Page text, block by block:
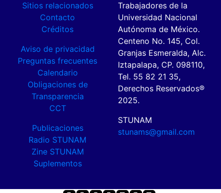
Sitios relacionados
Contacto
Créditos
Aviso de privacidad
Preguntas frecuentes
Calendario
Obligaciones de
Transparencia
CCT
Publicaciones
Radio STUNAM
Zine STUNAM
Suplementos
Trabajadores de la
Universidad Nacional
Autónoma de México.
Centeno No. 145, Col.
Granjas Esmeralda, Alc.
Iztapalapa, CP. 098110,
Tel. 55 82 21 35,
Derechos Reservados®
2025.
STUNAM
stunams@gmail.com